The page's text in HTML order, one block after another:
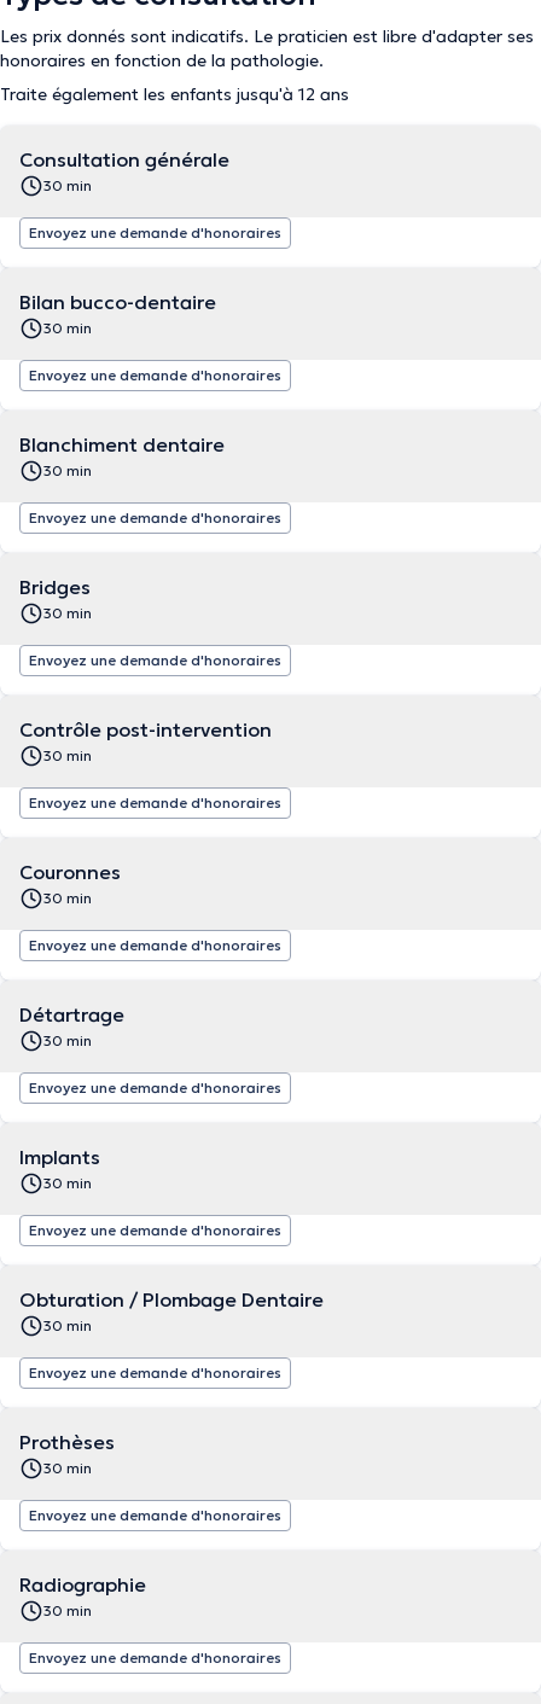
Les prix donnés sont indicatifs. Le praticien est libre d'adapter ses
honoraires en fonction de la pathologie.
Traite également les enfants jusqu'à 12 ans
Consultation générale
30 min
Envoyez une demande d'honoraires
Bilan bucco-dentaire
30 min
Envoyez une demande d'honoraires
Blanchiment dentaire
30 min
Envoyez une demande d'honoraires
Bridges
30 min
Envoyez une demande d'honoraires
Contrôle post-intervention
30 min
Envoyez une demande d'honoraires
Couronnes
30 min
Envoyez une demande d'honoraires
Détartrage
30 min
Envoyez une demande d'honoraires
Implants
30 min
Envoyez une demande d'honoraires
Obturation / Plombage Dentaire
30 min
Envoyez une demande d'honoraires
Prothèses
30 min
Envoyez une demande d'honoraires
Radiographie
30 min
Envoyez une demande d'honoraires